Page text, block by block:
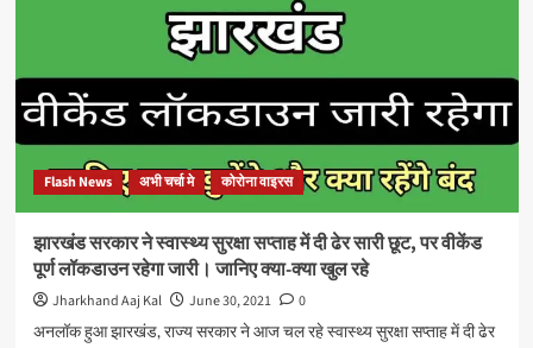
ने
माना
सुझाव,
खुले
एवं
रेस्टोरेंट
Flash News अभी चर्चा मे कोरोना वाइरस
झारखंड सरकार ने स्वास्थ्य सुरक्षा सप्ताह में दी ढेर सारी छूट, पर वीकेंड
पूर्ण लॉकडाउन रहेगा जारी। जानिए क्या-क्या खुल रहे
Jharkhand Aaj Kal June 30, 2021
0
अनलॉक हुआ झारखंड, राज्य सरकार ने आज चल रहे स्वास्थ्य सुरक्षा सप्ताह में दी ढेर